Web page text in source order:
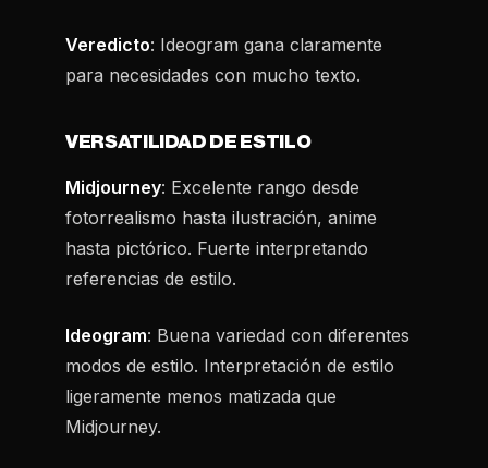
Veredicto: Ideogram gana claramente
para necesidades con mucho texto.
VERSATILIDAD DE ESTILO
Midjourney: Excelente rango desde
fotorrealismo hasta ilustración, anime
hasta pictórico. Fuerte interpretando
referencias de estilo.
Ideogram: Buena variedad con diferentes
modos de estilo. Interpretación de estilo
ligeramente menos matizada que
Midjourney.